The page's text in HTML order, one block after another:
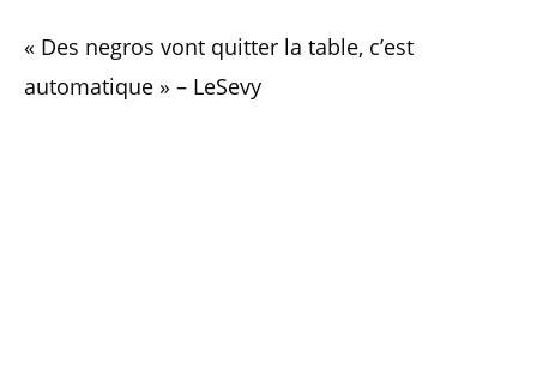
« Des negros vont quitter la table, c’est
automatique » – LeSevy